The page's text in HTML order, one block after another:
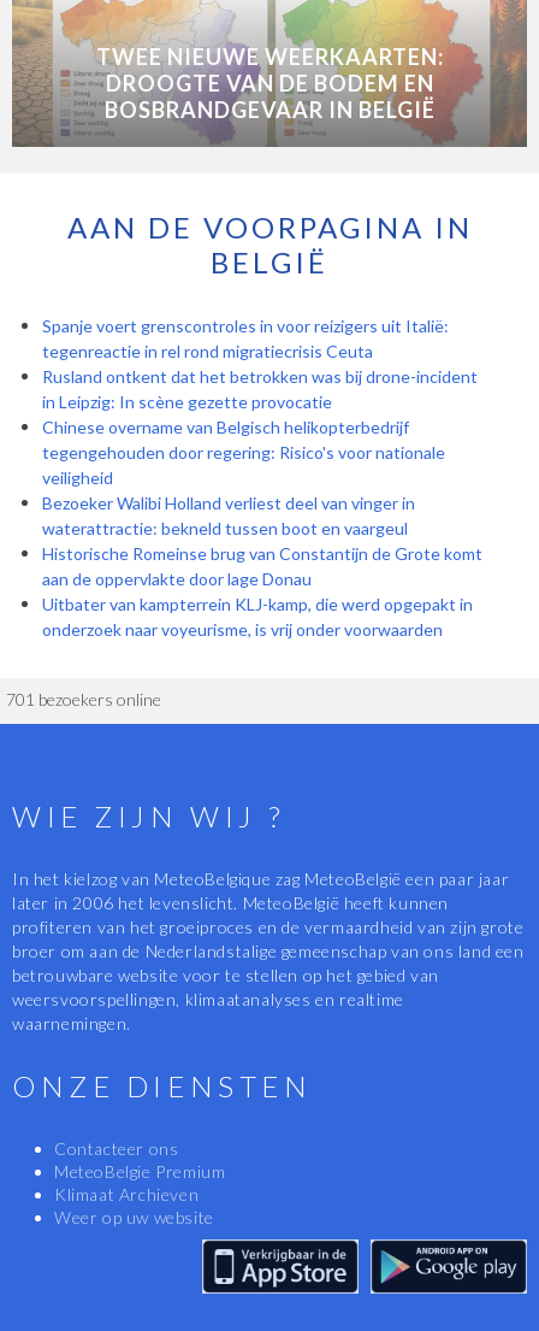
TWEE NIEUWE WEERKAARTEN:
DROOGTE VAN DE BODEM EN
BOSBRANDGEVAAR IN BELGIË
AAN DE VOORPAGINA IN
BELGIË
Spanje voert grenscontroles in voor reizigers uit Italië:
tegenreactie in rel rond migratiecrisis Ceuta
Rusland ontkent dat het betrokken was bij drone-incident
in Leipzig: In scène gezette provocatie
Chinese overname van Belgisch helikopterbedrijf
tegengehouden door regering: Risico's voor nationale
veiligheid
Bezoeker Walibi Holland verliest deel van vinger in
waterattractie: bekneld tussen boot en vaargeul
Historische Romeinse brug van Constantijn de Grote komt
aan de oppervlakte door lage Donau
Uitbater van kampterrein KLJ-kamp, die werd opgepakt in
onderzoek naar voyeurisme, is vrij onder voorwaarden
701 bezoekers online
WIE ZIJN WIJ ?
In het kielzog van MeteoBelgique zag MeteoBelgië een paar jaar
later in 2006 het levenslicht. MeteoBelgië heeft kunnen
profiteren van het groeiproces en de vermaardheid van zijn grote
broer om aan de Nederlandstalige gemeenschap van ons land een
betrouwbare website voor te stellen op het gebied van
weersvoorspellingen, klimaatanalyses en realtime
waarnemingen.
ONZE DIENSTEN
Contacteer ons
MeteoBelgie Premium
Klimaat Archieven
Weer op uw website